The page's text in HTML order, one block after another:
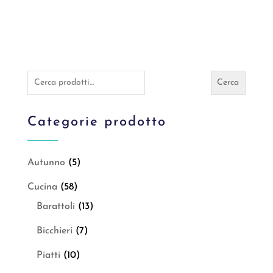
Cerca: Cerca
Categorie prodotto
Autunno (5)
Cucina (58)
Barattoli (13)
Bicchieri (7)
Piatti (10)